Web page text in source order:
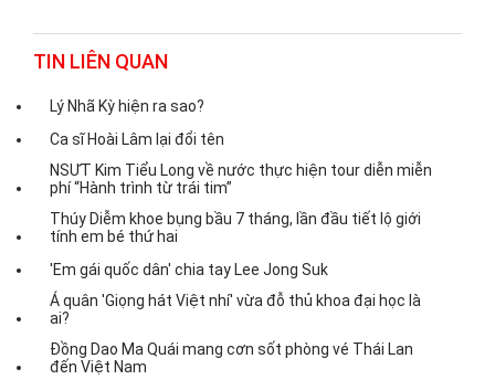
TIN LIÊN QUAN
Lý Nhã Kỳ hiện ra sao?
Ca sĩ Hoài Lâm lại đổi tên
NSƯT Kim Tiểu Long về nước thực hiện tour diễn miễn
phí “Hành trình từ trái tim”
Thúy Diễm khoe bụng bầu 7 tháng, lần đầu tiết lộ giới
tính em bé thứ hai
'Em gái quốc dân' chia tay Lee Jong Suk
Á quân 'Giọng hát Việt nhí' vừa đỗ thủ khoa đại học là
ai?
Đồng Dao Ma Quái mang cơn sốt phòng vé Thái Lan
đến Việt Nam